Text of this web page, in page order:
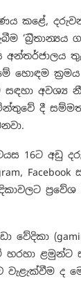
කළේ,
‘බ්‍රිතාන්‍යය
අන්තර්ජාලය
හොඳම
සඳහා අවශ්‍ය
දී
16ට අඩු
ළමුන්ට
ද